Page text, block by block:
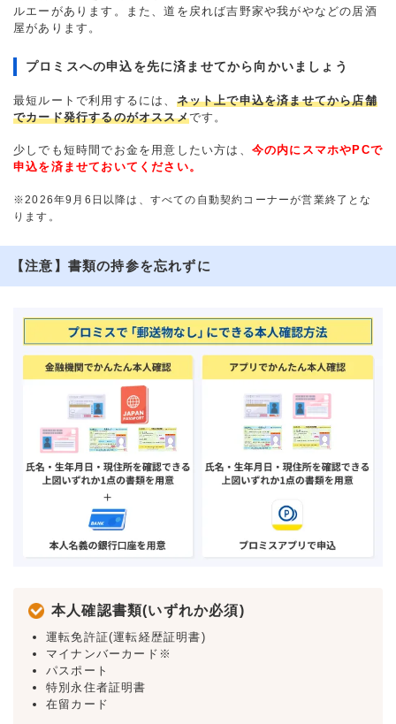
ルエーがあります。また、道を戻れば吉野家や我がやなどの居酒
屋があります。
プロミスへの申込を先に済ませてから向かいましょう
最短ルートで利用するには、 ネット上で申込を済ませてから店舗
でカード発行するのがオススメです。
少しでも短時間でお金を用意したい方は、 今の内にスマホやPCで
申込を済ませておいてください。
※2026年9月6日以降は、すべての自動契約コーナーが営業終了とな
ります。
【注意】書類の持参を忘れずに
本人確認書類(いずれか必須)
運転免許証(運転経歴証明書)
マイナンバーカード※
パスポート
特別永住者証明書
在留カード